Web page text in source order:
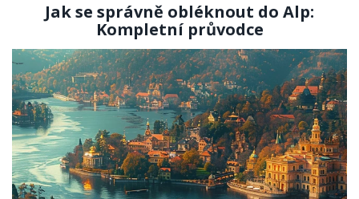
Jak se správně obléknout do Alp:
Kompletní průvodce